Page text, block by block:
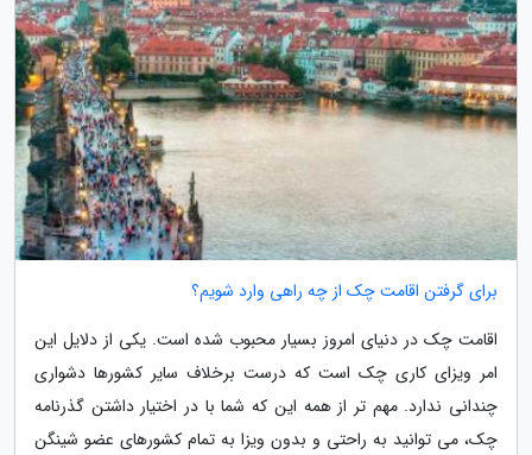
برای گرفتن اقامت چک از چه راهی وارد شویم؟
اقامت چک در دنیای امروز بسیار محبوب شده است. یکی از دلایل این
امر ویزای کاری چک است که درست برخلاف سایر کشورها دشواری
چندانی ندارد. مهم تر از همه این که شما با در اختیار داشتن گذرنامه
چک، می توانید به راحتی و بدون ویزا به تمام کشورهای عضو شینگن